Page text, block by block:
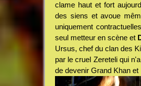
clame haut et fort
des siens et avoue
uniquement
seul metteur en scène et
Ursus, chef du clan des
par le cruel Zereteli qui
de devenir Grand Khan et